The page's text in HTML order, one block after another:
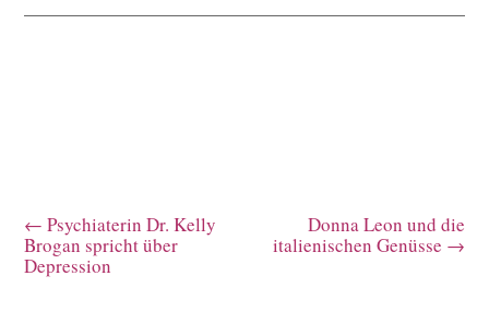
←Psychiaterin Dr. Kelly
Brogan spricht über
Depression
Donna Leon und die
italienischen Genüsse →